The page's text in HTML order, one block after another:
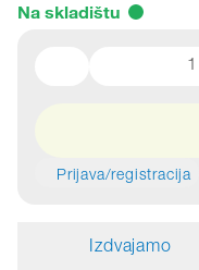
Na skladištu
Prijava/registracija
Izdvajamo